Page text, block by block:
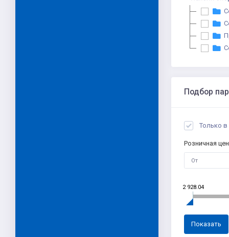
Подбор
Только в
Розничная
2 928.04